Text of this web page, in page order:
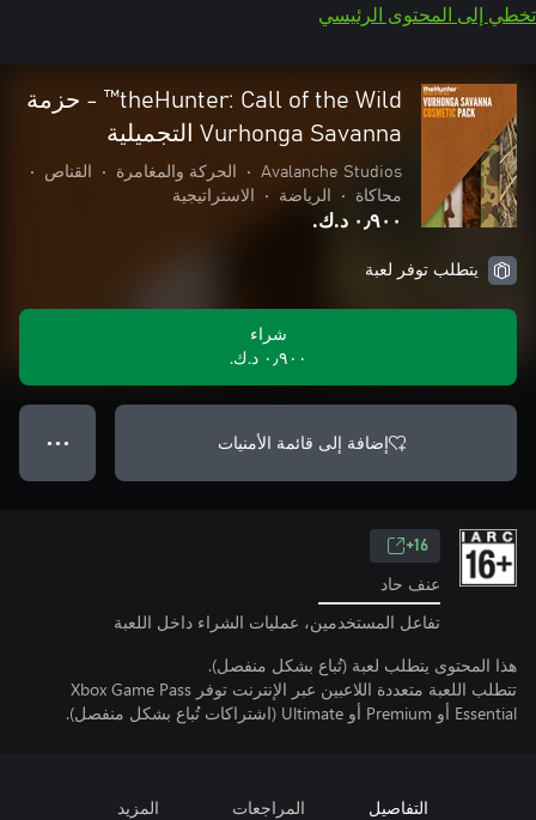
تخطي إلى المحتوى الرئيسي
theHunter: Call of the Wild™ - حزمة
Vurhonga Savanna التجميلية
Avalanche Studios
• الحركة والمغامرة • القناص
•
محاكاة
• الرياضة • الاستراتيجية
٠٫٩٠٠ د.ك.‏
يتطلب توفر لعبة
شراء
٠٫٩٠٠ د.ك.‏
إضافة إلى قائمة الأمنيات ● ● ●
16+
عنف حاد
تفاعل المستخدمين، عمليات الشراء داخل اللعبة
هذا المحتوى يتطلب لعبة (تُباع بشكل منفصل).
تتطلب اللعبة متعددة اللاعبين عبر الإنترنت توفر Xbox Game Pass
Essential أو Premium أو Ultimate (اشتراكات تُباع بشكل منفصل).
التفاصيل المراجعات المزيد